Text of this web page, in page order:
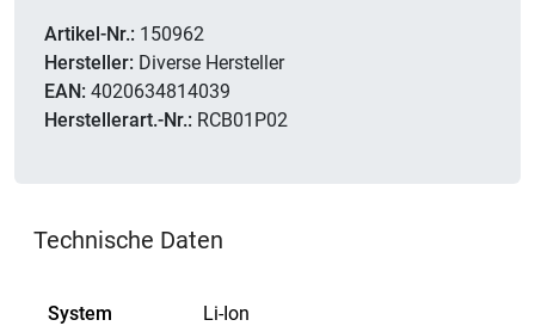
Artikel-Nr.: 150962
Hersteller: Diverse Hersteller
EAN: 4020634814039
Herstellerart.-Nr.: RCB01P02
Technische Daten
System Li-Ion